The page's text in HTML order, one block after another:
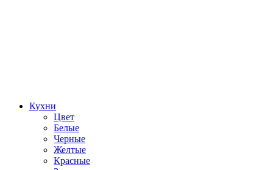
Кухни
Цвет
Белые
Черные
Желтые
Красные